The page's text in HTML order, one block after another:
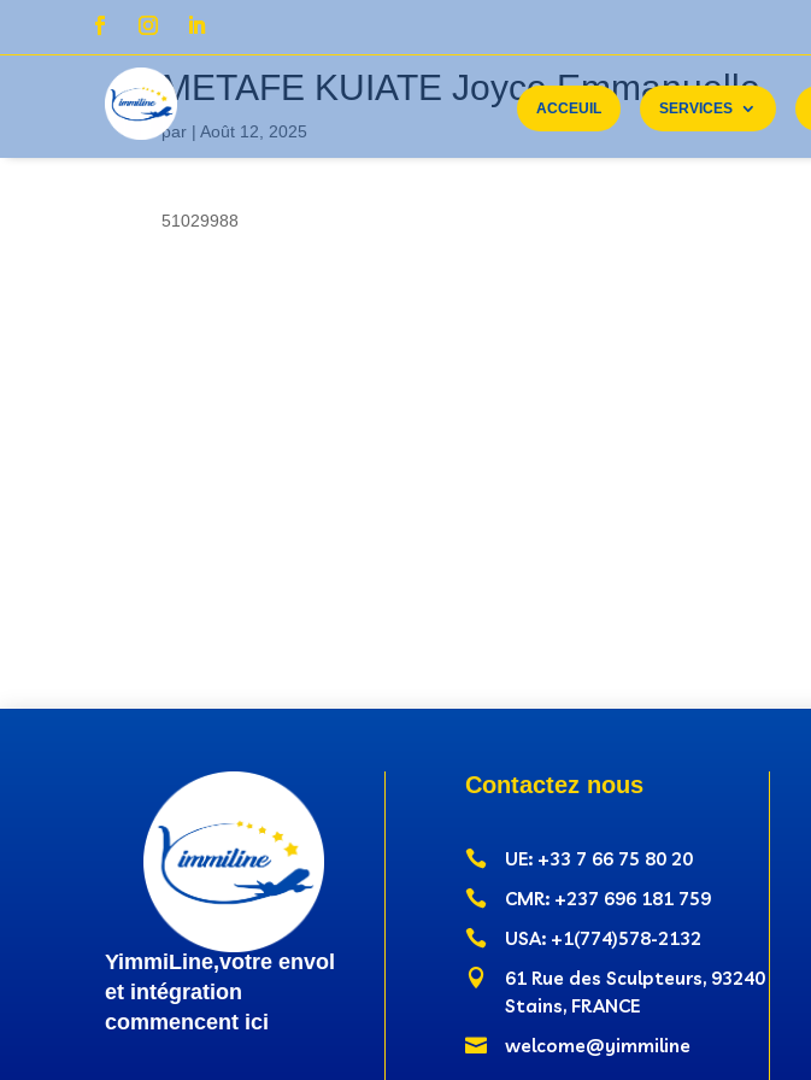
ACCEUIL SERVICES
METAFE KUIATE Joyce Emmanuelle
par |Août 12, 2025
51029988
YimmiLine,votre envol
et intégration
commencent ici
Contactez nous
 UE: +33 7 66 75 80 20
 CMR: +237‭ 696 181 759
 USA: +1(774)578-2132

61 Rue des Sculpteurs, 93240
Stains, FRANCE
 welcome@yimmiline